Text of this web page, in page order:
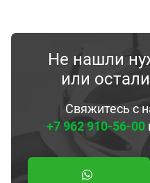
Не нашли
или
Свяжитесь с
+7 962 910-56-00